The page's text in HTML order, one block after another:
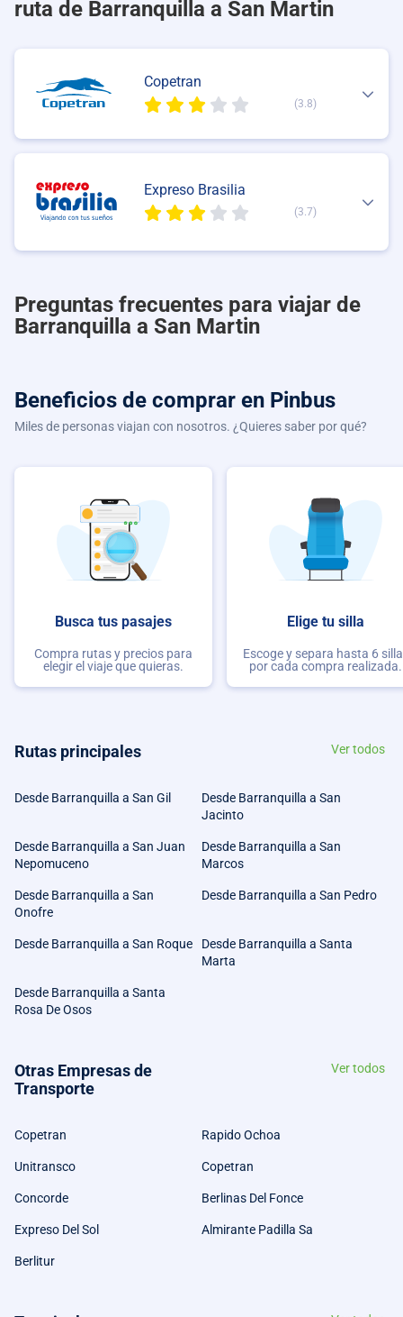
ruta de Barranquilla a San Martin
Copetran
(3.8)
Expreso Brasilia
(3.7)
Preguntas frecuentes para viajar de
Barranquilla a San Martin
Beneficios de comprar en Pinbus
Miles de personas viajan con nosotros. ¿Quieres saber por qué?
Busca tus pasajes
Compra rutas y precios para
elegir el viaje que quieras.
Elige tu silla
Escoge y separa hasta 6
por cada compra realizada.
Rutas principales Ver todos
Desde Barranquilla a San Gil
Desde Barranquilla a San
Jacinto
Desde Barranquilla a San Juan
Nepomuceno
Desde Barranquilla a San
Marcos
Desde Barranquilla a San
Onofre
Desde Barranquilla a San Pedro
Desde Barranquilla a San Roque
Desde Barranquilla a Santa
Marta
Desde Barranquilla a Santa
Rosa De Osos
Otras Empresas de
Transporte
Ver todos
Copetran Rapido Ochoa
Unitransco Copetran
Concorde Berlinas Del Fonce
Expreso Del Sol Almirante Padilla Sa
Berlitur